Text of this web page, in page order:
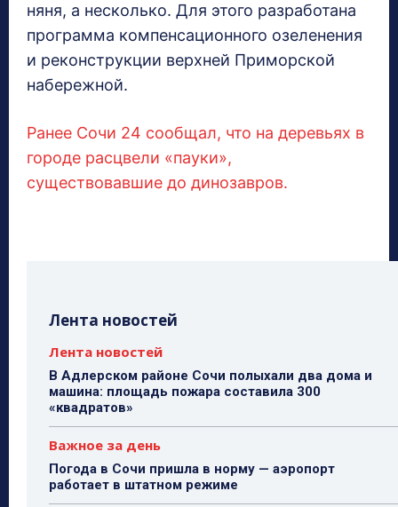
няня, а несколько. Для этого разработана
программа компенсационного озеленения
и реконструкции верхней Приморской
набережной.
Ранее Сочи 24 сообщал, что на деревьях в
городе расцвели «пауки»,
существовавшие до динозавров.
Лента новостей
Лента новостей
В Адлерском районе Сочи полыхали два дома и
машина: площадь пожара составила 300
«квадратов»
Важное за день
Погода в Сочи пришла в норму — аэропорт
работает в штатном режиме